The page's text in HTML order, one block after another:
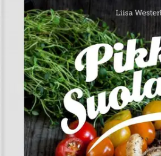
Tuotekuvaus
Uudet, maukkaat ideat tuovat iloa
makean kirjan jälkeen on aika leipoa
herkkujen taitaja loihtii nyt mahtavat
tilanteeseen kuin tilanteeseen. Aamu
munakkaalla tai mausteisilla
illanistujaisissa nautitaan helppoja
herkutellaan maukkailla coctailpaloilla